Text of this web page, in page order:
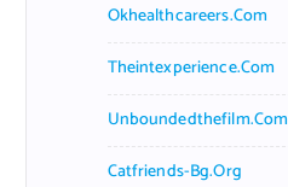
Okhealthcareers.com
Theintexperience.com
Unboundedthefilm.com
Catfriends-Bg.org